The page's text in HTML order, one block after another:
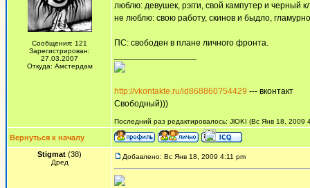
Сообщения: 121
Зарегистрирован:
27.03.2007
Откуда: Амстердам
люблю: девушек, рэгги, свой кампутер и черный
не люблю: свою работу, скинов и быдло,
ПС: свободен в плане личного фронта.
http://vkontakte.ru/id868860?54429 --- вконтакт
Свободный)))
Последний раз редактировалось: JlOKI (Вс Янв 18, 2009
Вернуться к началу
Stigmat (38)
Дред
Добавлено: Вс Янв 18, 2009 4:11 pm